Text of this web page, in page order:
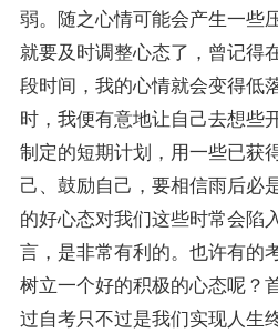
弱。随之心情可能会产生一些
就要及时调整心态了，曾记得
段时间，我的心情就会变得低
时，我便有意地让自己去想些
制定的短期计划，用一些已获
己、鼓励自己，要相信雨后必
的好心态对我们这些时常会陷
言，是非常有利的。也许有的
树立一个好的积极的心态呢？
过自考只不过是我们实现人生